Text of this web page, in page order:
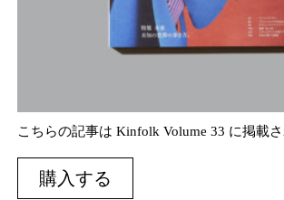
こちらの記事は Kinfolk Volume 33 に掲載
購入する